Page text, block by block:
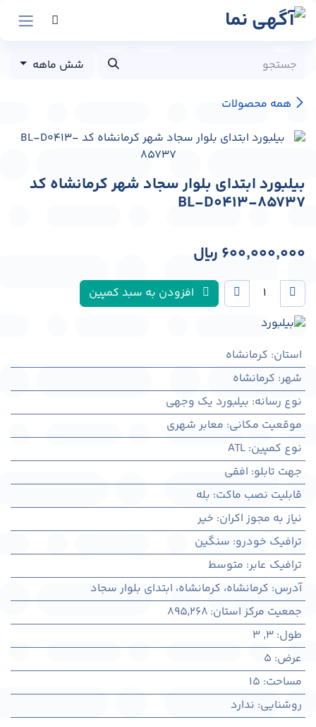
پرش به محتوا
همه محصولات
شش ماهه
بیلبورد ابتدای بلوار سجاد شهر کرمانشاه کد
BL-D0413-85737
600,000,000 ﷼
افزودن به سبد کمپین
استان: کرمانشاه
شهر: كرمانشاه
نوع رسانه: بیلبورد یک وجهی
موقعیت مکانی: معابر شهری
نوع کمپین:
ATL
جهت تابلو: افقی
قابلیت نصب ماکت: بله
نیاز به مجوز اکران: خیر
ترافیک خودرو: سنگین
ترافیک عابر: متوسط
آدرس: کرمانشاه، كرمانشاه، ابتدای بلوار سجاد
جمعیت مرکز استان:
895,268
طول:
3
,
3
عرض:
5
مساحت:
15
روشنایی: ندارد